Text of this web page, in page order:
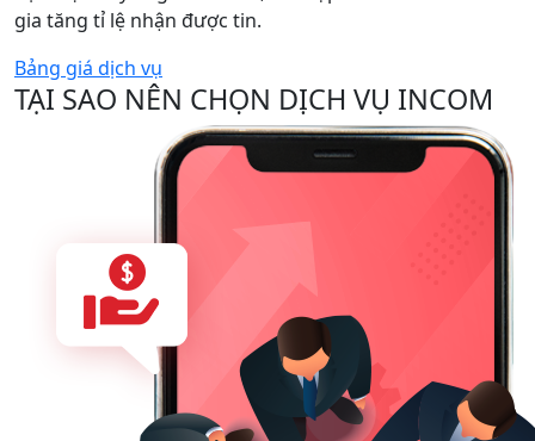
gia tăng tỉ lệ nhận được tin.
Bảng giá dịch vụ
TẠI SAO NÊN CHỌN DỊCH VỤ INCOM